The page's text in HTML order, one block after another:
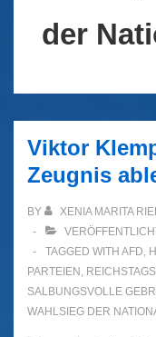
der
Viktor
Zeugnis
BY XENIA MARITA
TAGGED WITH AFD,
PARTEIEN ,
SALBUNGSVOLLE
WAHLSIEG DER